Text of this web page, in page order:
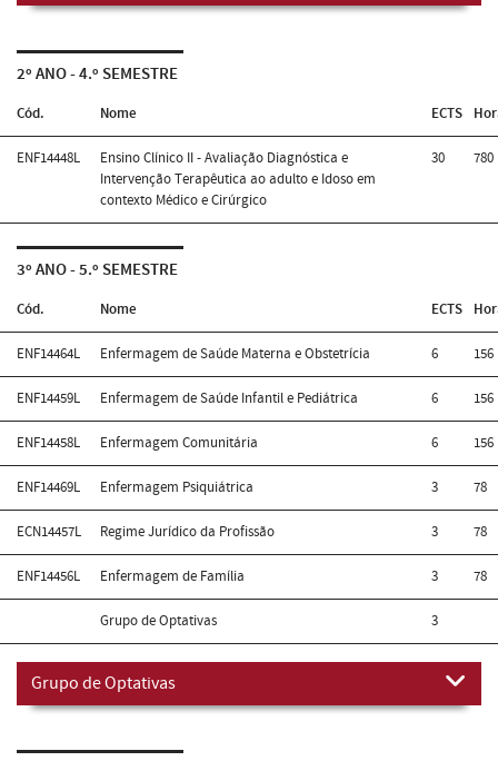
2º ANO - 4.º SEMESTRE
Cód. Nome ECTS
ENF14448L
Ensino Clínico II - Avaliação Diagnóstica e
Intervenção Terapêutica ao adulto e Idoso em
contexto Médico e Cirúrgico
30 780
3º ANO - 5.º SEMESTRE
Cód. Nome ECTS
ENF14464L Enfermagem de Saúde Materna e Obstetrícia 6 156
ENF14459L Enfermagem de Saúde Infantil e Pediátrica 6 156
ENF14458L Enfermagem Comunitária 6 156
ENF14469L Enfermagem Psiquiátrica 3 78
ECN14457L Regime Jurídico da Profissão 3 78
ENF14456L Enfermagem de Família 3 78
Grupo de Optativas 3
Grupo de Optativas